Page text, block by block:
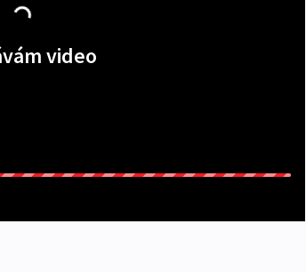
video